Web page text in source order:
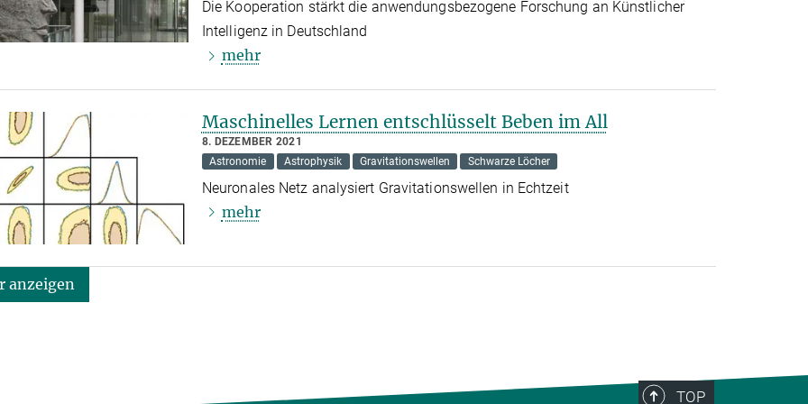
Die Kooperation stärkt die anwendungsbezogene Forschung an Künstlicher
Intelligenz in Deutschland
mehr
Maschinelles Lernen entschlüsselt Beben im All
8. DEZEMBER 2021
Astronomie
Astrophysik Gravitationswellen Schwarze Löcher
Neuronales Netz analysiert Gravitationswellen in Echtzeit
mehr
anzeigen
TOP